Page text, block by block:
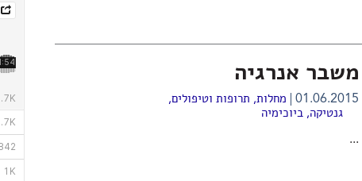
משבר אנרגיה
01.06.2015 מחלות, תרופות וטיפולים,
גנטיקה,ביוכימיה
...